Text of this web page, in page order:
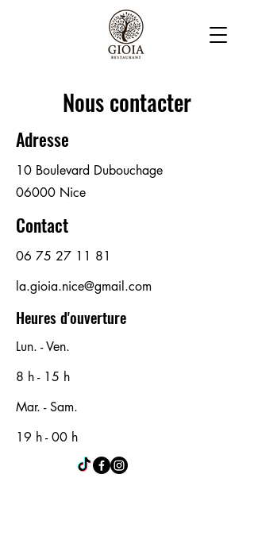
Nous contacter
Adresse
10 Boulevard Dubouchage
06000 Nice
Contact
06 75 27 11 81
la.gioia.nice@gmail.com
Heures d'ouverture
Lun. - Ven.
8 h - 15 h
Mar. - Sam.
19 h - 00 h